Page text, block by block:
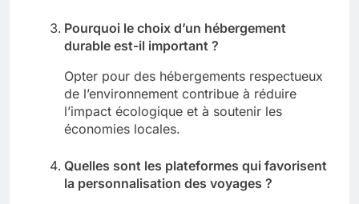
Pourquoi le choix d’un hébergement
durable est-il important ?
Opter pour des hébergements respectueux
de l’environnement contribue à réduire
l’impact écologique et à soutenir les
économies locales.
Quelles sont les plateformes qui favorisent
la personnalisation des voyages ?